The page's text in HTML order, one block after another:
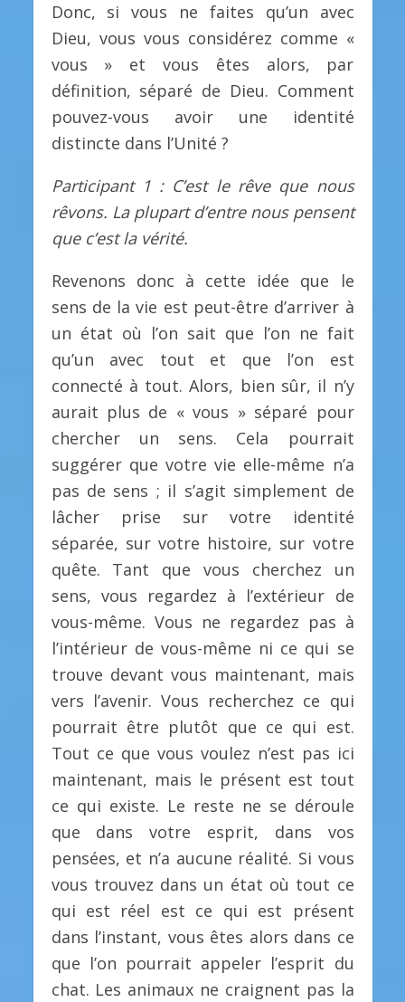
Donc, si vous ne faites qu’un avec
Dieu, vous vous considérez comme «
vous » et vous êtes alors, par
définition, séparé de Dieu. Comment
pouvez-vous avoir une identité
distincte dans l’Unité ?
Participant 1 : C’est le rêve que nous
rêvons. La plupart d’entre nous pensent
que c’est la vérité.
Revenons donc à cette idée que le
sens de la vie est peut-être d’arriver à
un état où l’on sait que l’on ne fait
qu’un avec tout et que l’on est
connecté à tout. Alors, bien sûr, il n’y
aurait plus de « vous » séparé pour
chercher un sens. Cela pourrait
suggérer que votre vie elle-même n’a
pas de sens ; il s’agit simplement de
lâcher prise sur votre identité
séparée, sur votre histoire, sur votre
quête. Tant que vous cherchez un
sens, vous regardez à l’extérieur de
vous-même. Vous ne regardez pas à
l’intérieur de vous-même ni ce qui se
trouve devant vous maintenant, mais
vers l’avenir. Vous recherchez ce qui
pourrait être plutôt que ce qui est.
Tout ce que vous voulez n’est pas ici
maintenant, mais le présent est tout
ce qui existe. Le reste ne se déroule
que dans votre esprit, dans vos
pensées, et n’a aucune réalité. Si vous
vous trouvez dans un état où tout ce
qui est réel est ce qui est présent
dans l’instant, vous êtes alors dans ce
que l’on pourrait appeler l’esprit du
chat. Les animaux ne craignent pas la